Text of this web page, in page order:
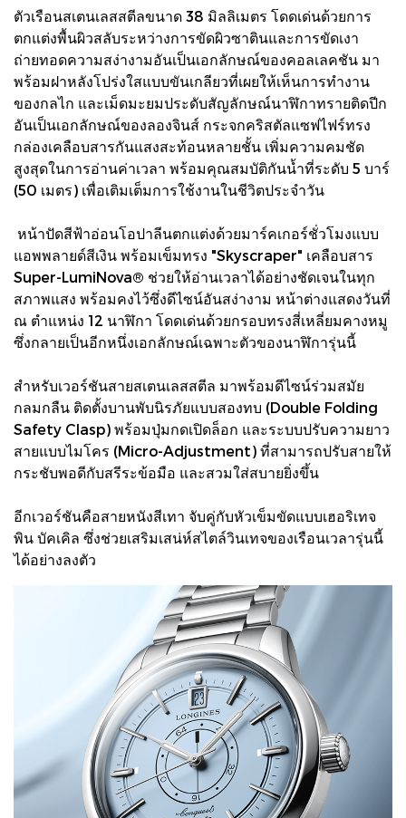
ตัวเรือนสเตนเลสสตีลขนาด 38 มิลลิเมตร โดดเด่นด้วยการ
ตกแต่งพื้นผิวสลับระหว่างการขัดผิวซาตินและการขัดเงา
ถ่ายทอดความสง่างามอันเป็นเอกลักษณ์ของคอลเลคชัน มา
พร้อมฝาหลังโปร่งใสแบบขันเกลียวที่เผยให้เห็นการทำงาน
ของกลไก และเม็ดมะยมประดับสัญลักษณ์นาฬิกาทรายติดปีก
อันเป็นเอกลักษณ์ของลองจินส์ กระจกคริสตัลแซฟไฟร์ทรง
กล่องเคลือบสารกันแสงสะท้อนหลายชั้น เพิ่มความคมชัด
สูงสุดในการอ่านค่าเวลา พร้อมคุณสมบัติกันน้ำที่ระดับ 5 บาร์
(50 เมตร) เพื่อเติมเต็มการใช้งานในชีวิตประจำวัน
หน้าปัดสีฟ้าอ่อนโอปาลีนตกแต่งด้วยมาร์คเกอร์ชั่วโมงแบบ
แอพพลายด์สีเงิน พร้อมเข็มทรง "Skyscraper" เคลือบสาร
Super-LumiNova® ช่วยให้อ่านเวลาได้อย่างชัดเจนในทุก
สภาพแสง พร้อมคงไว้ซึ่งดีไซน์อันสง่างาม หน้าต่างแสดงวันที่
ณ ตำแหน่ง 12 นาฬิกา โดดเด่นด้วยกรอบทรงสี่เหลี่ยมคางหมู
ซึ่งกลายเป็นอีกหนึ่งเอกลักษณ์เฉพาะตัวของนาฬิการุ่นนี้
สำหรับเวอร์ชันสายสเตนเลสสตีล มาพร้อมดีไซน์ร่วมสมัย
กลมกลืน ติดตั้งบานพับนิรภัยแบบสองทบ (Double Folding
Safety Clasp) พร้อมปุ่มกดเปิดล็อก และระบบปรับความยาว
สายแบบไมโคร (Micro-Adjustment) ที่สามารถปรับสายให้
กระชับพอดีกับสรีระข้อมือ และสวมใส่สบายยิ่งขึ้น
อีกเวอร์ชันคือสายหนังสีเทา จับคู่กับหัวเข็มขัดแบบเฮอริเทจ
พิน บัคเคิล ซึ่งช่วยเสริมเสน่ห์สไตล์วินเทจของเรือนเวลารุ่นนี้
ได้อย่างลงตัว